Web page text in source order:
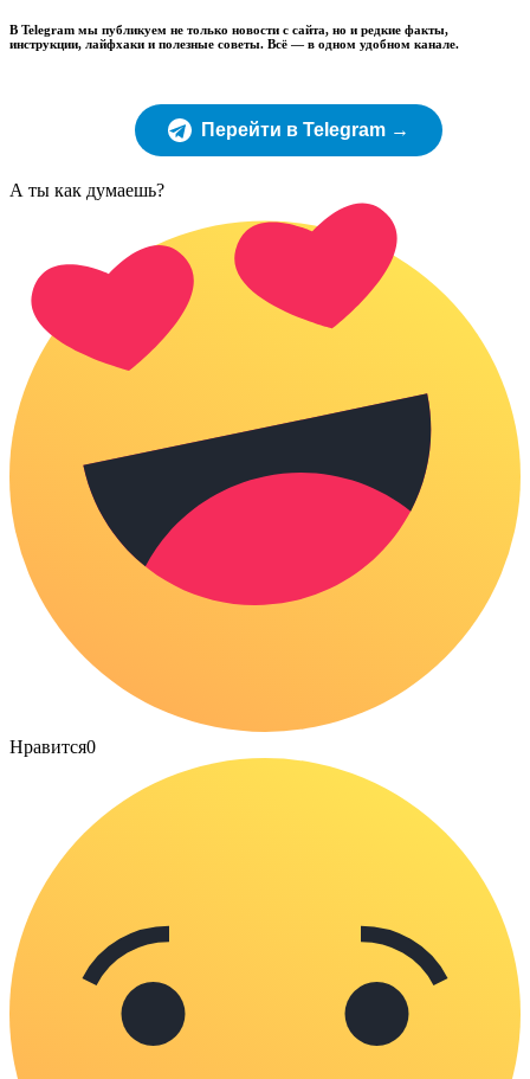
В Telegram мы публикуем не только новости с сайта, но и редкие факты,
инструкции, лайфхаки и полезные советы. Всё — в одном удобном канале.
Перейти в Telegram →
А ты как думаешь?
Нравится0